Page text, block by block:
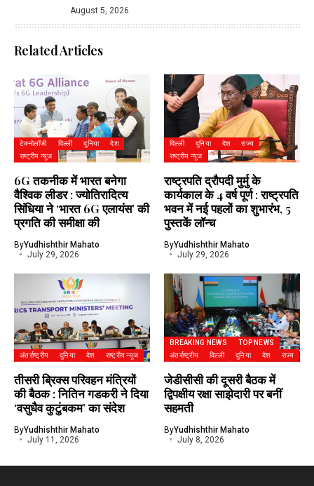
August 5, 2026
Related Articles
टेक्नोलॉजी दिल्ली दुनिया
देश
राष्ट्रीय न्यूज
6G तकनीक में भारत बनेगा
वैश्विक लीडर : ज्योतिरादित्य
सिंधिया ने ‘भारत 6G एलायंस’ की
प्रगति की समीक्षा की
ByYudhishthir Mahato
July 29, 2026
दिल्ली दुनिया देश
राज्य
राष्ट्रीय न्यूज
राष्ट्रपति द्रौपदी मुर्मु के
कार्यकाल के 4 वर्ष पूर्ण : राष्ट्रपति
भवन में नई पहलों का शुभारंभ, 5
पुस्तकें लॉन्च
ByYudhishthir Mahato
July 29, 2026
अंतर्राष्ट्रीय दुनिया देश राष्ट्रीय न्यूज
तीसरी ब्रिक्स परिवहन मंत्रियों
की बैठक : नितिन गडकरी ने दिया
‘वसुधैव कुटुंबकम’ का संदेश
ByYudhishthir Mahato
July 11, 2026
BREAKING NEWS
TOP NEWS
अंतर्राष्ट्रीय
दिल्ली दुनिया देश राज्य
जेडीसीसी की दूसरी बैठक में
द्विपक्षीय रक्षा साझेदारी पर बनीं
सहमती
ByYudhishthir Mahato
July 8, 2026